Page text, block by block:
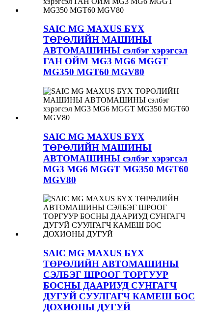
SAIC MG MAXUS БҮХ
ТӨРӨЛИЙН МАШИНЫ
АВТОМАШИНЫ сэлбэг хэрэгсэл
ГАН ОЙМ MG3 MG6 MGGT
MG350 MGT60 MGV80
SAIC MG MAXUS БҮХ
ТӨРӨЛИЙН МАШИНЫ
АВТОМАШИНЫ сэлбэг хэрэгсэл
MG3 MG6 MGGT MG350 MGT60
MGV80
SAIC MG MAXUS БҮХ
ТӨРӨЛИЙН АВТОМАШИНЫ
СЭЛБЭГ ШРООГ ТОРГУУР
БОСНЫ ДААРИУД СУНГАГЧ
ДУГУЙ СУУЛГАГЧ КАМЕШ БОС
ДОХИОНЫ ДУГУЙ